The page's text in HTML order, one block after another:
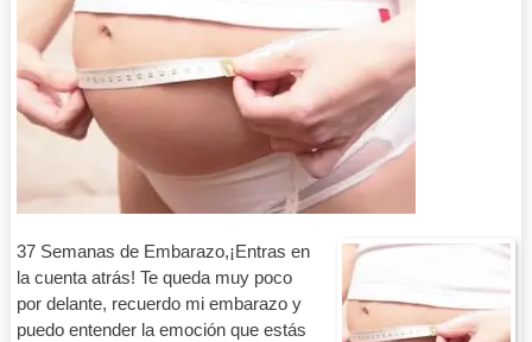
37 Semanas de Embarazo,¡Entras en
la cuenta atrás! Te queda muy poco
por delante, recuerdo mi embarazo y
puedo entender la emoción que estás